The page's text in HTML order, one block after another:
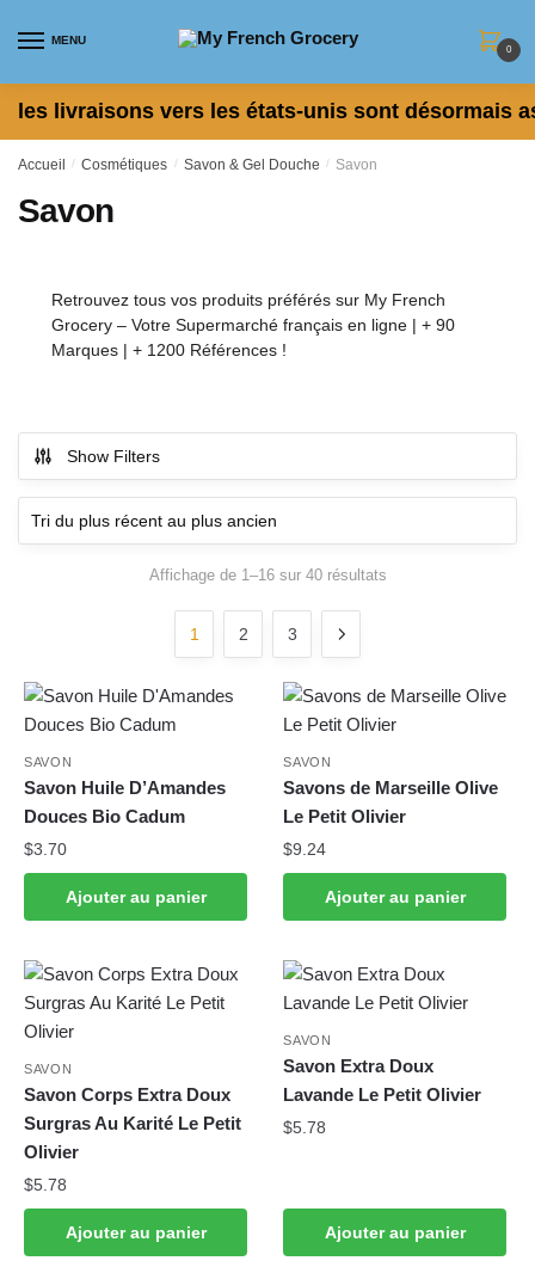
MENU
0
les livraisons vers les états-unis sont désormais
Accueil / Cosmétiques / Savon & Gel Douche / Savon
Savon
Retrouvez tous vos produits préférés sur My French
Grocery – Votre Supermarché français en ligne | + 90
Marques | + 1200 Références !
Show Filters
Affichage de 1–16 sur 40 résultatsTrié
plus
1 2 3
SAVON
Savon Huile D’Amandes
Douces Bio Cadum
$3.70
Ajouter au panier
SAVON
Savons de Marseille Olive
Le Petit Olivier
$9.24
Ajouter au panier
SAVON
Savon Corps Extra Doux
Surgras Au Karité Le Petit
Olivier
$5.78
Ajouter au panier
SAVON
Savon Extra Doux
Lavande Le Petit Olivier
$5.78
Ajouter au panier